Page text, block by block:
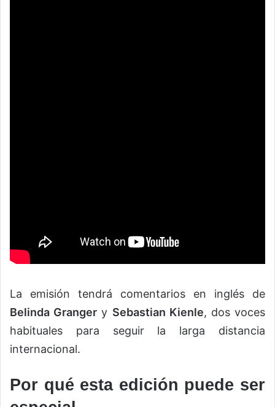
La emisión tendrá comentarios en inglés de
Belinda Granger y Sebastian Kienle, dos voces
habituales para seguir la larga distancia
internacional.
Por qué esta edición puede ser